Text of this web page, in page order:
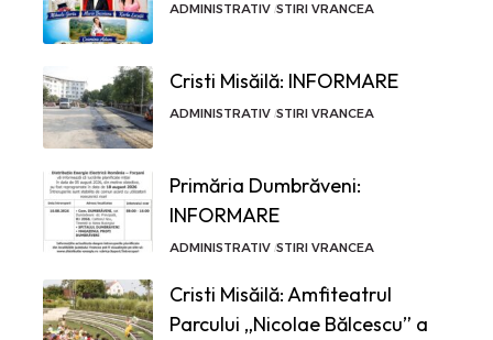
ADMINISTRATIV STIRI VRANCEA
Cristi Misăilă: INFORMARE
ADMINISTRATIV STIRI VRANCEA
Primăria Dumbrăveni:
INFORMARE
ADMINISTRATIV STIRI VRANCEA
Cristi Misăilă: Amfiteatrul
Parcului „Nicolae Bălcescu” a